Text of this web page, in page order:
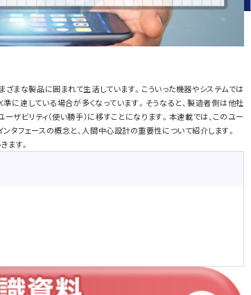
ざまな製品に囲まれて生活しています。こういった機器やシステムでは
達している場合が多くなっています。そうなると、製造者側は他社
ビリティ（使い勝手）に移すことになります。本連載では、このユー
タフェースの概念と、人間中心設計の重要性について紹介します。
ます。